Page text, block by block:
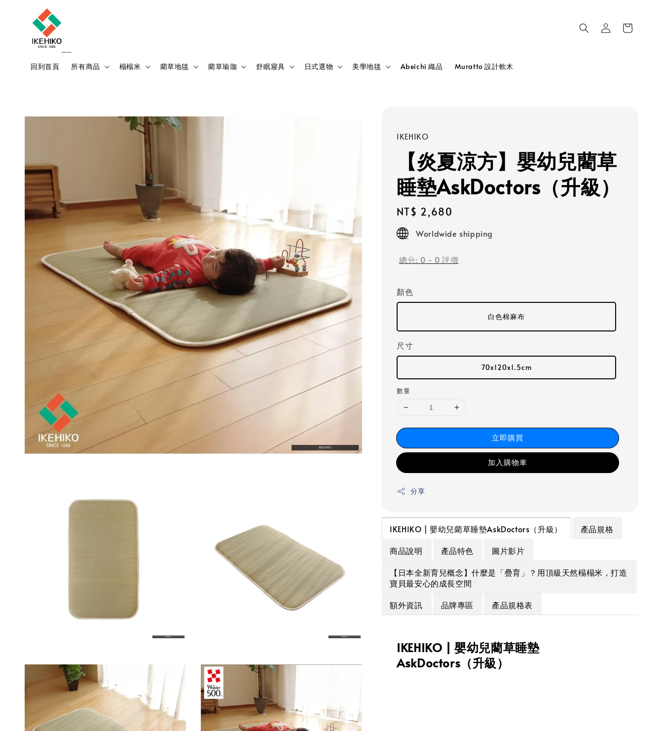
回到首頁 所有商品 榻榻米 藺草地毯 藺草瑜珈 舒眠寢具 日式選物 美學地毯 Abeichi 織品 Muratto 設計軟木
IKEHIKO
【炎夏涼方】嬰幼兒藺草
睡墊AskDoctors（升級）
Regular
price
NT$ 2,680
Worldwide shipping
總分: 0 - 0 評價
顏色
白色棉麻布
尺寸
70x120x1.5cm
數量
立即購買
加入購物車
分享
IKEHIKO | 嬰幼兒藺草睡墊AskDoctors（升級）
產品規格
商品說明
產品特色
圖片影片
【日本全新育兒概念】什麼是「疊育」？用頂級天然榻榻米，打造
寶貝最安心的成長空間
額外資訊
品牌專區 產品規格表
IKEHIKO | 嬰幼兒藺草睡墊
AskDoctors（升級）